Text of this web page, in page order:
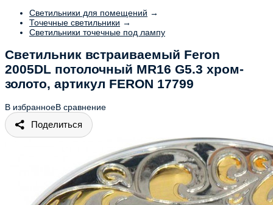
Светильники для помещений →
Точечные светильники →
Светильники точечные под лампу
Светильник встраиваемый Feron
2005DL потолочный MR16 G5.3 хром-
золото, артикул FERON 17799
В избранноеВ сравнение
Поделиться